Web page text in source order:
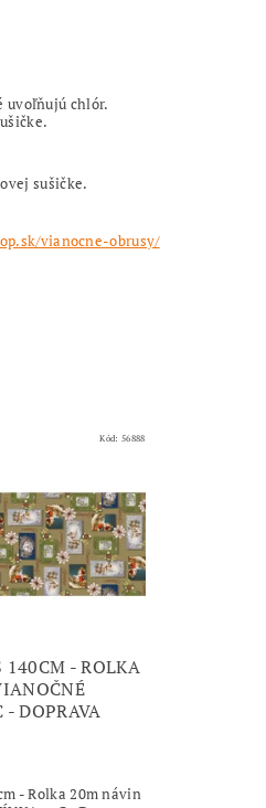
uvoľňujú chlór.
vianocne-obrusy/
Kód: 56888
140CM - ROLKA
DOPRAVA
- Rolka 20m návin